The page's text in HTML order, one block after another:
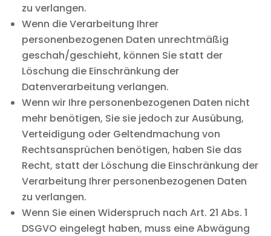
zu verlangen.
Wenn die Verarbeitung Ihrer
personenbezogenen Daten unrechtmäßig
geschah/geschieht, können Sie statt der
Löschung die Einschränkung der
Datenverarbeitung verlangen.
Wenn wir Ihre personenbezogenen Daten nicht
mehr benötigen, Sie sie jedoch zur Ausübung,
Verteidigung oder Geltendmachung von
Rechtsansprüchen benötigen, haben Sie das
Recht, statt der Löschung die Einschränkung der
Verarbeitung Ihrer personenbezogenen Daten
zu verlangen.
Wenn Sie einen Widerspruch nach Art. 21 Abs. 1
DSGVO eingelegt haben, muss eine Abwägung